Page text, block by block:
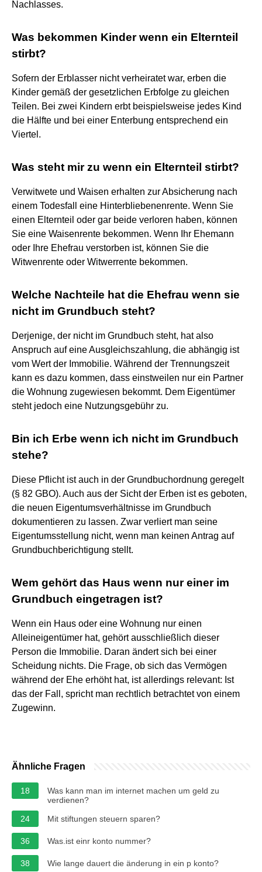
Nachlasses.
Was bekommen Kinder wenn ein Elternteil
stirbt?
Sofern der Erblasser nicht verheiratet war, erben die
Kinder gemäß der gesetzlichen Erbfolge zu gleichen
Teilen. Bei zwei Kindern erbt beispielsweise jedes Kind
die Hälfte und bei einer Enterbung entsprechend ein
Viertel.
Was steht mir zu wenn ein Elternteil stirbt?
Verwitwete und Waisen erhalten zur Absicherung nach
einem Todesfall eine Hinterbliebenenrente. Wenn Sie
einen Elternteil oder gar beide verloren haben, können
Sie eine Waisenrente bekommen. Wenn Ihr Ehemann
oder Ihre Ehefrau verstorben ist, können Sie die
Witwenrente oder Witwerrente bekommen.
Welche Nachteile hat die Ehefrau wenn sie
nicht im Grundbuch steht?
Derjenige, der nicht im Grundbuch steht, hat also
Anspruch auf eine Ausgleichszahlung, die abhängig ist
vom Wert der Immobilie. Während der Trennungszeit
kann es dazu kommen, dass einstweilen nur ein Partner
die Wohnung zugewiesen bekommt. Dem Eigentümer
steht jedoch eine Nutzungsgebühr zu.
Bin ich Erbe wenn ich nicht im Grundbuch
stehe?
Diese Pflicht ist auch in der Grundbuchordnung geregelt
(§ 82 GBO). Auch aus der Sicht der Erben ist es geboten,
die neuen Eigentumsverhältnisse im Grundbuch
dokumentieren zu lassen. Zwar verliert man seine
Eigentumsstellung nicht, wenn man keinen Antrag auf
Grundbuchberichtigung stellt.
Wem gehört das Haus wenn nur einer im
Grundbuch eingetragen ist?
Wenn ein Haus oder eine Wohnung nur einen
Alleineigentümer hat, gehört ausschließlich dieser
Person die Immobilie. Daran ändert sich bei einer
Scheidung nichts. Die Frage, ob sich das Vermögen
während der Ehe erhöht hat, ist allerdings relevant: Ist
das der Fall, spricht man rechtlich betrachtet von einem
Zugewinn.
Ähnliche Fragen
18
Was kann man im internet machen um geld zu
verdienen?
24
Mit stiftungen steuern sparen?
36 Was.ist einr konto nummer?
38 Wie lange dauert die änderung in ein p konto?